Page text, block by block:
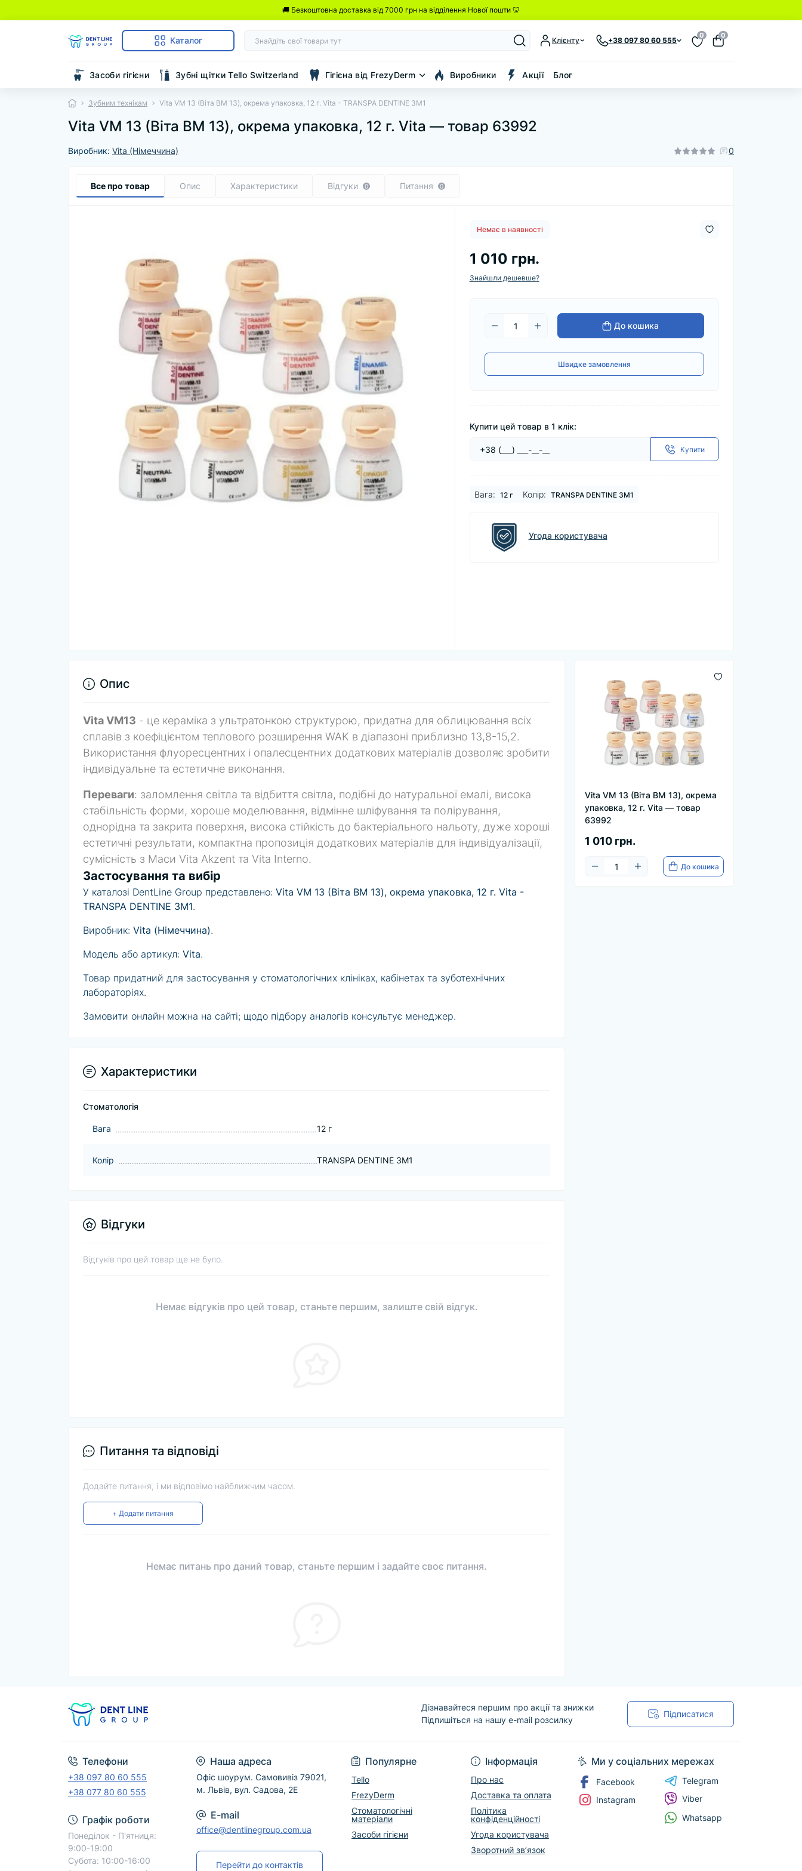
🚚 Безкоштовна доставка від 7000 грн на відділення Нової пошти 🦷
Каталог Клієнту +38 097 80 60 555
0 0
Засоби гігієни Зубні щітки Tello Switzerland Гігієна від FrezyDerm Виробники Акції Блог
Зубним технікам Vita VM 13 (Віта ВМ 13), окрема упаковка, 12 г. Vita - TRANSPA DENTINE 3M1
Vita VM 13 (Віта ВМ 13), окрема упаковка, 12 г. Vita — товар 63992
Виробник: Vita (Німеччина) 0
Все про товар Опис Характеристики Відгуки 0 Питання 0
Немає в наявності
1 010 грн.
Знайшли дешевше?
До кошика
Швидке замовлення
Купити цей товар в 1 клік:
Купити
Вага: 12 г Колір: TRANSPA DENTINE 3M1
Угода користувача
Vita VM 13 (Віта ВМ 13), окрема
упаковка, 12 г. Vita — товар
63992
1 010 грн.
До кошика
Опис
Vita VM13 - це кераміка з ультратонкою структурою, придатна для облицювання всіх
сплавів з коефіцієнтом теплового розширення WAK в діапазоні приблизно 13,8-15,2.
Використання флуоресцентних і опалесцентних додаткових матеріалів дозволяє зробити
індивідуальне та естетичне виконання.
Переваги: ​​заломлення світла та відбиття світла, подібні до натуральної емалі, висока
стабільність форми, хороше моделювання, відмінне шліфування та полірування,
однорідна та закрита поверхня, висока стійкість до бактеріального нальоту, дуже хороші
естетичні результати, компактна пропозиція додаткових матеріалів для індивідуалізації,
сумісність з Маси Vita Akzent та Vita Interno.
Застосування та вибір
У каталозі DentLine Group представлено: Vita VM 13 (Віта ВМ 13), окрема упаковка, 12 г. Vita -
TRANSPA DENTINE 3M1.
Виробник: Vita (Німеччина).
Модель або артикул: Vita.
Товар придатний для застосування у стоматологічних клініках, кабінетах та зуботехнічних
лабораторіях.
Замовити онлайн можна на сайті; щодо підбору аналогів консультує менеджер.
Характеристики
Стоматологія
Вага 12 г
Колір TRANSPA DENTINE 3M1
Відгуки
Відгуків про цей товар ще не було.
Немає відгуків про цей товар, станьте першим, залиште свій відгук.
Питання та відповіді
Додайте питання, і ми відповімо найближчим часом.
+ Додати питання
Немає питань про даний товар, станьте першим і задайте своє питання.
Дізнавайтеся першим про акції та знижки
Підпишіться на нашу e-mail розсилку
Підписатися
Телефони
+38 097 80 60 555
+38 077 80 60 555
Графік роботи
Понеділок - П'ятниця:
9:00-19:00
Субота: 10:00-16:00
Наша адреса
Офіс шоурум. Самовивіз 79021,
м. Львів, вул. Садова, 2Е
E-mail
office@dentlinegroup.com.ua
Перейти до контактів
Популярне
Tello
FrezyDerm
Стоматологічні
матеріали
Засоби гігієни
Інформація
Про нас
Доставка та оплата
Політика
конфіденційності
Угода користувача
Зворотний зв’язок
Ми у соціальних мережах
Facebook
Instagram
Telegram
Viber
Whatsapp